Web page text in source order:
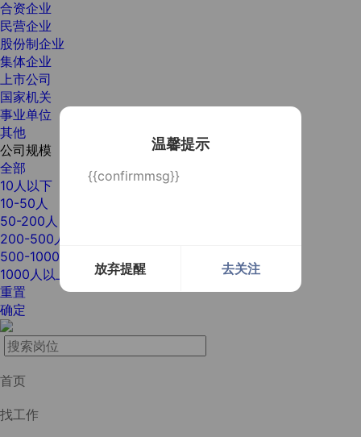
温馨提示
{{confirmmsg}}
放弃提醒 去关注
合资企业
民营企业
股份制企业
集体企业
上市公司
国家机关
事业单位
其他
公司规模
全部
10人以下
10-50人
50-200人
200-500人
500-1000人
1000人以上
重置
确定
首页
找工作